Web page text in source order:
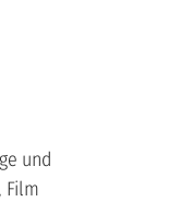
und
Film